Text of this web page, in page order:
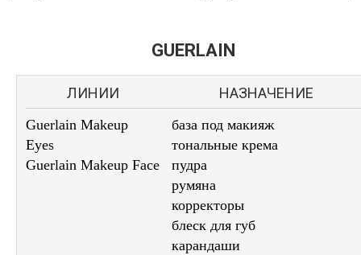
ДЕКОРАТИВНАЯ КОСМЕТИКА
GUERLAIN
ЛИНИИ НАЗНАЧЕНИЕ
Guerlain Makeup
Eyes
Guerlain Makeup Face
база под макияж
тональные крема
пудра
румяна
корректоры
блеск для губ
карандаши